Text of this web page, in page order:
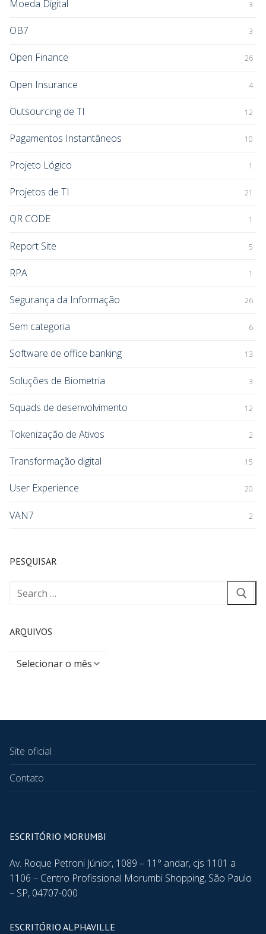
Moeda Digital 3
OB7 3
Open Finance 26
Open Insurance 4
Outsourcing de TI 12
Pagamentos Instantâneos 10
Projeto Lógico 1
Projetos de TI 21
QR CODE 1
Report Site 5
RPA 1
Segurança da Informação 26
Sem categoria 6
Software de office banking 13
Soluções de Biometria 3
Squads de desenvolvimento 12
Tokenização de Ativos 2
Transformação digital 15
User Experience 20
VAN7 2
PESQUISAR
ARQUIVOS
Site oficial
Contato
ESCRITÓRIO MORUMBI
Av. Roque Petroni Júnior, 1089 – 11° andar, cjs 1101 a
1106 – Centro Profissional Morumbi Shopping, São Paulo
– SP, 04707-000
ESCRITÓRIO ALPHAVILLE